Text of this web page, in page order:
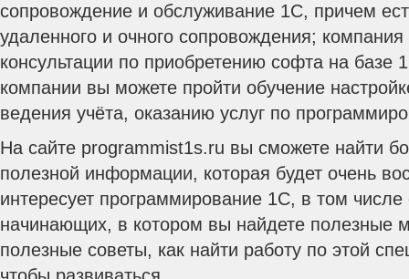
сопровождение и обслуживание 1С, причем
удаленного и очного сопровождения; компания
консультации по приобретению софта на базе
компании вы можете пройти обучение
ведения учёта, оказанию услуг по
На сайте programmist1s.ru вы сможете найти
полезной информации, которая будет очень
интересует программирование 1С, в том числе
начинающих, в котором вы найдете полезные
полезные советы, как найти работу по этой